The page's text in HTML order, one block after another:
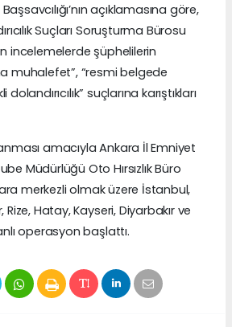
açıklamasına göre,
Suçları Soruşturma Bürosu
incelemelerde şüphelilerin
muhalefet”, “resmi belgede
suçlarına karıştıkları
amacıyla Ankara İl Emniyet
Müdürlüğü Oto Hırsızlık Büro
merkezli olmak üzere İstanbul,
Hatay, Kayseri, Diyarbakır ve
operasyon başlattı.